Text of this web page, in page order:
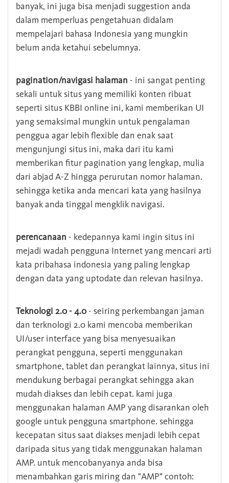
banyak, ini juga bisa menjadi suggestion anda
dalam memperluas pengetahuan didalam
mempelajari bahasa Indonesia yang mungkin
belum anda ketahui sebelumnya.
pagination/navigasi halaman - ini sangat penting
sekali untuk situs yang memiliki konten ribuat
seperti situs KBBI online ini, kami memberikan UI
yang semaksimal mungkin untuk pengalaman
penggua agar lebih flexible dan enak saat
mengunjungi situs ini, maka dari itu kami
memberikan fitur pagination yang lengkap, mulia
dari abjad A-Z hingga perurutan nomor halaman.
sehingga ketika anda mencari kata yang hasilnya
banyak anda tinggal mengklik navigasi.
perencanaan - kedepannya kami ingin situs ini
mejadi wadah pengguna Internet yang mencari arti
kata pribahasa indonesia yang paling lengkap
dengan data yang uptodate dan relevan hasilnya.
Teknologi 2.0 - 4.0- seiring perkembangan jaman
dan terknologi 2.0 kami mencoba memberikan
UI/user interface yang bisa menyesuaikan
perangkat pengguna, seperti menggunakan
smartphone, tablet dan perangkat lainnya, situs ini
mendukung berbagai perangkat sehingga akan
mudah diakses dan lebih cepat. kami juga
menggunakan halaman AMP yang disarankan oleh
google untuk pengguna smartphone. sehingga
kecepatan situs saat diakses menjadi lebih cepat
daripada situs yang tidak menggunakan halaman
AMP. untuk mencobanyanya anda bisa
menambahkan garis miring dan "AMP" contoh: